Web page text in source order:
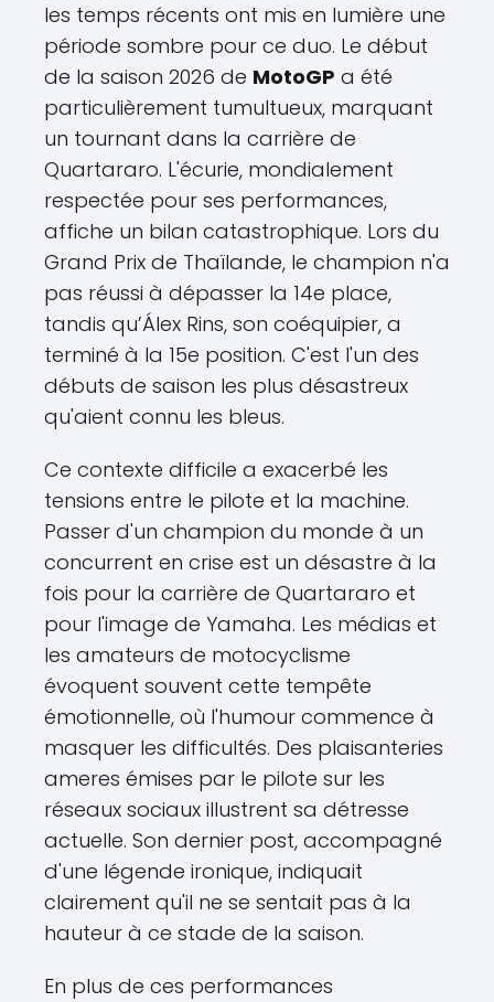
les temps récents ont mis en lumière une
période sombre pour ce duo. Le début
de la saison 2026 de MotoGP a été
particulièrement tumultueux, marquant
un tournant dans la carrière de
Quartararo. L'écurie, mondialement
respectée pour ses performances,
affiche un bilan catastrophique. Lors du
Grand Prix de Thaïlande, le champion n'a
pas réussi à dépasser la 14e place,
tandis qu’Álex Rins, son coéquipier, a
terminé à la 15e position. C'est l'un des
débuts de saison les plus désastreux
qu'aient connu les bleus.
Ce contexte difficile a exacerbé les
tensions entre le pilote et la machine.
Passer d'un champion du monde à un
concurrent en crise est un désastre à la
fois pour la carrière de Quartararo et
pour l'image de Yamaha. Les médias et
les amateurs de motocyclisme
évoquent souvent cette tempête
émotionnelle, où l'humour commence à
masquer les difficultés. Des plaisanteries
ameres émises par le pilote sur les
réseaux sociaux illustrent sa détresse
actuelle. Son dernier post, accompagné
d'une légende ironique, indiquait
clairement qu'il ne se sentait pas à la
hauteur à ce stade de la saison.
En plus de ces performances